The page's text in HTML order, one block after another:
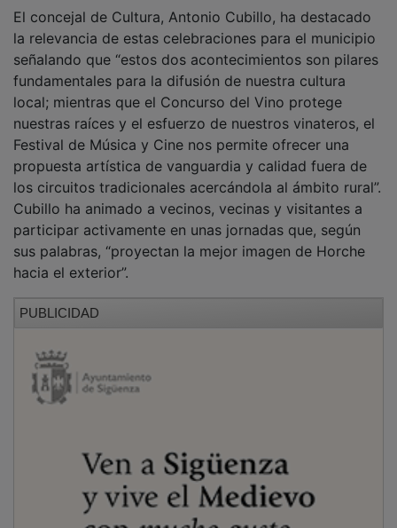
la relevancia de estas celebraciones para el municipio
señalando que “estos dos acontecimientos son pilares
fundamentales para la difusión de nuestra cultura
local; mientras que el Concurso del Vino protege
nuestras raíces y el esfuerzo de nuestros vinateros, el
Festival de Música y Cine nos permite ofrecer una
propuesta artística de vanguardia y calidad fuera de
los circuitos tradicionales acercándola al ámbito rural”.
Cubillo ha animado a vecinos, vecinas y visitantes a
participar activamente en unas jornadas que, según
sus palabras, “proyectan la mejor imagen de Horche
hacia el exterior”.